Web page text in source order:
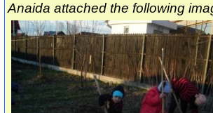
Anaida attached the following